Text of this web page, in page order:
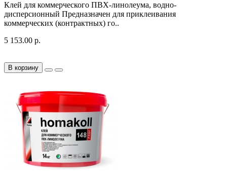
Клей для коммерческого ПВХ-линолеума, водно-
дисперсионный Предназначен для приклеивания
коммерческих (контрактных) го..
5 153.00 р.
В корзину